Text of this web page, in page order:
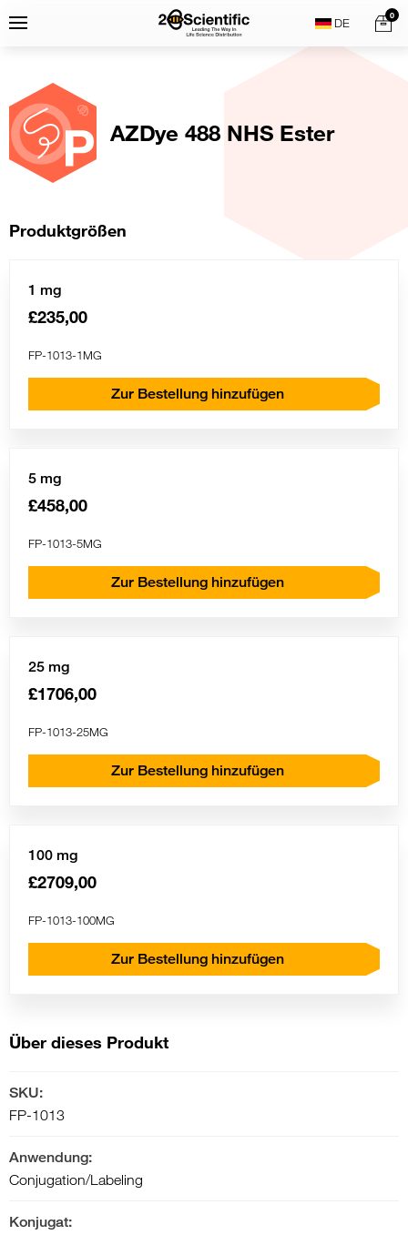
toMenu
Home
0
AZDye 488 NHS Ester
Produktgrößen
1 mg
£235,00
FP-1013-1MG
Zur Bestellung hinzufügen
5 mg
£458,00
FP-1013-5MG
Zur Bestellung hinzufügen
25 mg
£1706,00
FP-1013-25MG
Zur Bestellung hinzufügen
100 mg
£2709,00
FP-1013-100MG
Zur Bestellung hinzufügen
Über dieses Produkt
SKU:
FP-1013
Anwendung:
Conjugation/Labeling
Konjugat: